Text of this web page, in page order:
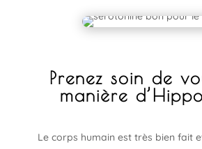
Prenez soin de
manière
Le corps humain est très bien fait